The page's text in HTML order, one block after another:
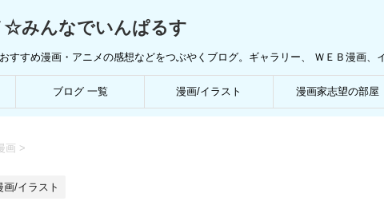
☆みんなでいんぱるす
すすめ漫画・アニメの感想などをつぶやくブログ。ギャラリー、 ＷＥＢ漫画、
ブログ 一覧 漫画/イラスト 漫画家志望の部屋
画 >
画/イラスト